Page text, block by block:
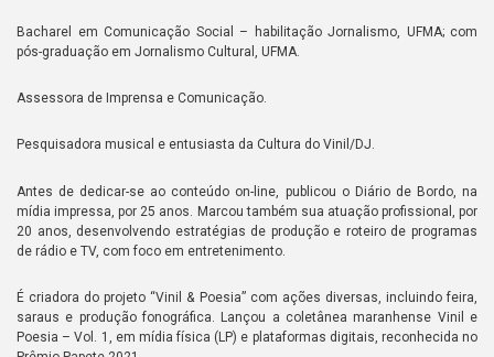
Bacharel em Comunicação Social – habilitação Jornalismo, UFMA; com
pós-graduação em Jornalismo Cultural, UFMA.
Assessora de Imprensa e Comunicação.
Pesquisadora musical e entusiasta da Cultura do Vinil/DJ.
Antes de dedicar-se ao conteúdo on-line, publicou o Diário de Bordo, na
mídia impressa, por 25 anos. Marcou também sua atuação profissional, por
20 anos, desenvolvendo estratégias de produção e roteiro de programas
de rádio e TV, com foco em entretenimento.
É criadora do projeto “Vinil & Poesia” com ações diversas, incluindo feira,
saraus e produção fonográfica. Lançou a coletânea maranhense Vinil e
Poesia – Vol. 1, em mídia física (LP) e plataformas digitais, reconhecida no